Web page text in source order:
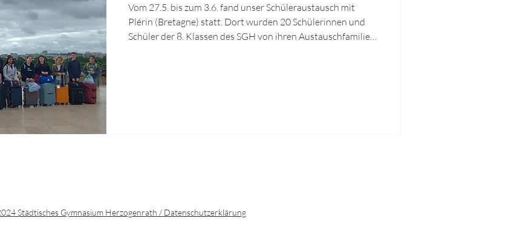
Vom 27.5. bis zum 3.6. fand unser Schüleraustausch mit
Plérin (Bretagne) statt. Dort wurden 20 Schülerinnen und
Schüler der 8. Klassen des SGH von ihren Austauschfamilien
Städtisches Gymnasium Herzogenrath / Datenschutzerklärung